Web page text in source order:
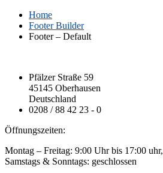
Home
Footer Builder
Footer – Default
Pfälzer Straße 59
45145 Oberhausen
Deutschland
0208 / 88 42 23 - 0
Öffnungszeiten:
Montag – Freitag: 9:00 Uhr bis 17:00 uhr,
Samstags & Sonntags: geschlossen